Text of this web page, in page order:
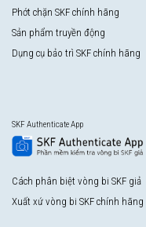
Phớt chặn SKF chính hãng
Sản phẩm truyền động
Dụng cụ bảo trì SKF chính hãng
SKF Authenticate App
Cách phân biệt vòng bi SKF giả
Xuất xứ vòng bi SKF chính hãng